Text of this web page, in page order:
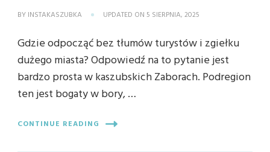
BY INSTAKASZUBKA UPDATED ON 5 SIERPNIA, 2025
Gdzie odpocząć bez tłumów turystów i zgiełku
dużego miasta? Odpowiedź na to pytanie jest
bardzo prosta w kaszubskich Zaborach. Podregion
ten jest bogaty w bory, …
CONTINUE READING